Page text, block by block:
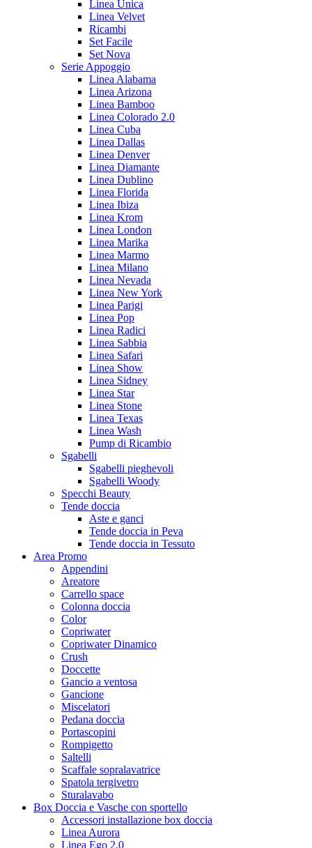
Linea Unica
Linea Velvet
Ricambi
Set Facile
Set Nova
Serie Appoggio
Linea Alabama
Linea Arizona
Linea Bamboo
Linea Colorado 2.0
Linea Cuba
Linea Dallas
Linea Denver
Linea Diamante
Linea Dublino
Linea Florida
Linea Ibiza
Linea Krom
Linea London
Linea Marika
Linea Marmo
Linea Milano
Linea Nevada
Linea New York
Linea Parigi
Linea Pop
Linea Radici
Linea Sabbia
Linea Safari
Linea Show
Linea Sidney
Linea Star
Linea Stone
Linea Texas
Linea Wash
Pump di Ricambio
Sgabelli
Sgabelli pieghevoli
Sgabelli Woody
Specchi Beauty
Tende doccia
Aste e ganci
Tende doccia in Peva
Tende doccia in Tessuto
Area Promo
Appendini
Areatore
Carrello space
Colonna doccia
Color
Copriwater
Copriwater Dinamico
Crush
Doccette
Gancio a ventosa
Gancione
Miscelatori
Pedana doccia
Portascopini
Rompigetto
Saltelli
Scaffale sopralavatrice
Spatola tergivetro
Sturalavabo
Box Doccia e Vasche con sportello
Accessori installazione box doccia
Linea Aurora
Linea Ego 2.0